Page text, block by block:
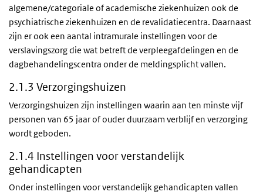
algemene/categoriale of academische ziekenhuizen ook de
psychiatrische ziekenhuizen en de revalidatiecentra. Daarnaast
zijn er ook een aantal intramurale instellingen voor de
verslavingszorg die wat betreft de verpleegafdelingen en de
dagbehandelingscentra onder de meldingsplicht vallen.
2.1.3 Verzorgingshuizen
Verzorgingshuizen zijn instellingen waarin aan ten minste vijf
personen van 65 jaar of ouder duurzaam verblijf en verzorging
wordt geboden.
2.1.4 Instellingen voor verstandelijk
gehandicapten
Onder instellingen voor verstandelijk gehandicapten vallen